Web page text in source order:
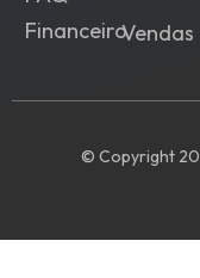
FinanceiroVendas
© Copyright